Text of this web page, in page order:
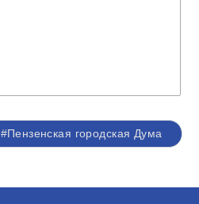
#Пензенская городская Дума